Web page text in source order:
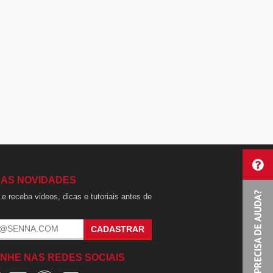
NOVIDADES
receba videos, dicas e tutoriais antes de
CADASTRAR
NAS REDES SOCIAIS